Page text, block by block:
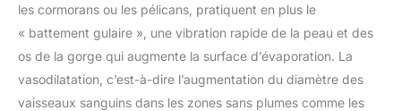
les cormorans ou les pélicans, pratiquent en plus le
« battement gulaire », une vibration rapide de la peau et des
os de la gorge qui augmente la surface d’évaporation. La
vasodilatation, c’est-à-dire l’augmentation du diamètre des
vaisseaux sanguins dans les zones sans plumes comme les